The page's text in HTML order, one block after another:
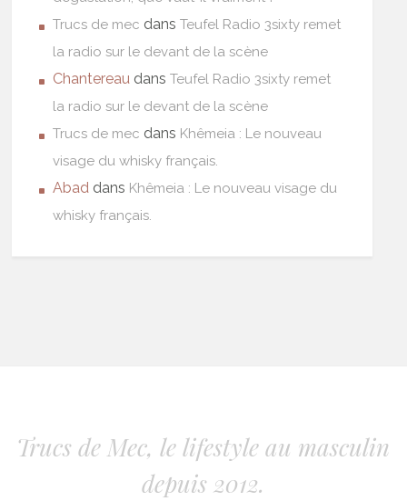
Trucs de mec dansTeufel Radio 3sixty remet
la radio sur le devant de la scène
Chantereau dansTeufel Radio 3sixty remet
la radio sur le devant de la scène
Trucs de mec dans Khêmeia : Le nouveau
visage du whisky français.
Abad dans Khêmeia : Le nouveau visage du
whisky français.
Trucs de Mec, le lifestyle au masculin
depuis 2012.